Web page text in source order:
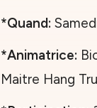
*Quand:
*Animatrice:
Maitre Hang